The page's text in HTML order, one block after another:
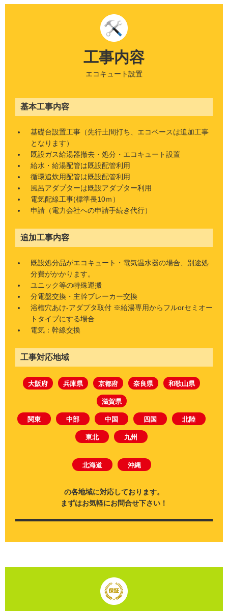
工事内容
エコキュート設置
基本工事内容
基礎台設置工事（先行土間打ち、エコベースは追加工事
となります）
既設ガス給湯器撤去・処分・エコキュート設置
給水・給湯配管は既設配管利用
循環追炊用配管は既設配管利用
風呂アダプターは既設アダプター利用
電気配線工事(標準長10ｍ）
申請（電力会社への申請手続き代行）
追加工事内容
既設処分品がエコキュート・電気温水器の場合、別途処
分費がかかります。
ユニック等の特殊運搬
分電盤交換・主幹ブレーカー交換
浴槽穴あけ-アダプタ取付 ※給湯専用からフルorセミオー
トタイプにする場合
電気：幹線交換
工事対応地域
大阪府 兵庫県 京都府 奈良県 和歌山県
滋賀県
関東 中部 中国 四国 北陸
東北 九州
北海道 沖縄
の各地域に対応しております。
まずはお気軽にお問合せ下さい！